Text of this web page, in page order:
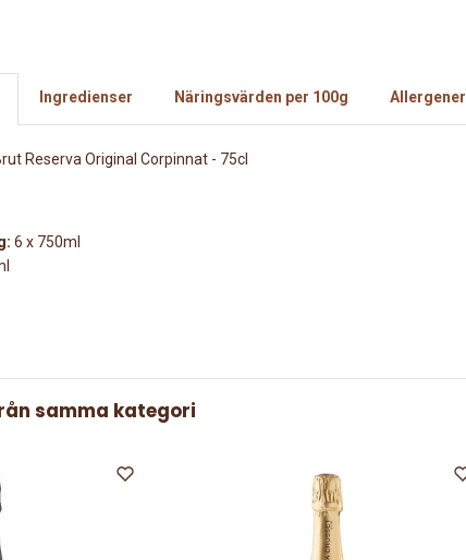
Ingredienser Näringsvärden per 100g Allergener
Reserva Original Corpinnat - 75cl
6 x 750ml
samma kategori